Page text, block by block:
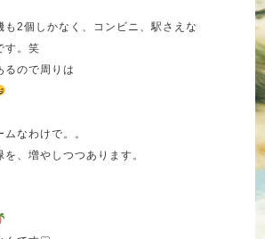
も2個しかなく、コンビニ、駅さえな
す。笑
るので周りは
なわけで。。
、増やしつつあります。